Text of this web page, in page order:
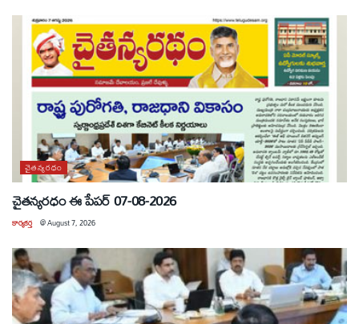
చైతన్యరధం
చైతన్యరధం ఈ పేపర్ 07-08-2026
కార్యకర్త @August 7, 2026